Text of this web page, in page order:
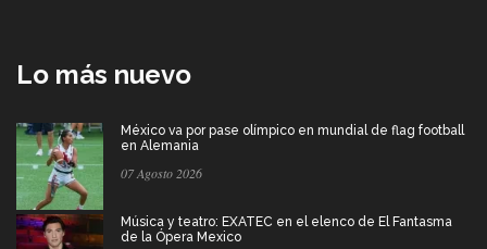
Lo más nuevo
México va por pase olímpico en mundial de flag football
en Alemania
07 Agosto 2026
Música y teatro: EXATEC en el elenco de El Fantasma
de la Ópera Mexico